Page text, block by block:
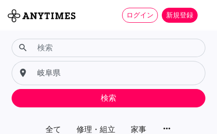
ログイン 新規登録
全て 修理・組立 家事 more_horiz
search
place
検索